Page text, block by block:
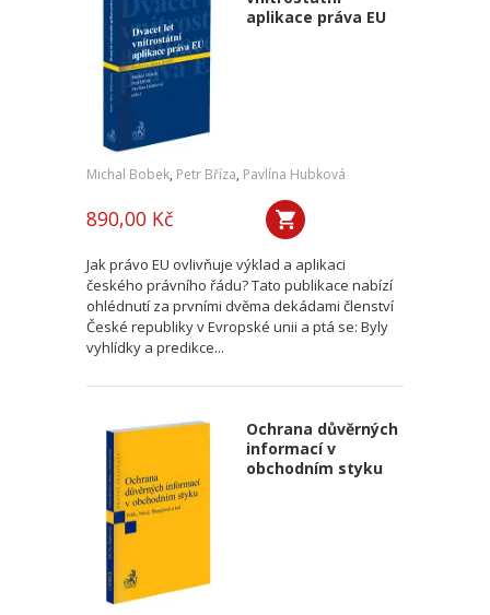
aplikace práva EU
Michal Bobek, Petr Bříza, Pavlína Hubková
890,00 Kč
Jak právo EU ovlivňuje výklad a aplikaci
českého právního řádu? Tato publikace nabízí
ohlédnutí za prvními dvěma dekádami členství
České republiky v Evropské unii a ptá se: Byly
vyhlídky a predikce...
Ochrana důvěrných
informací v
obchodním styku